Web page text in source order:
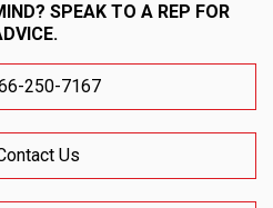
SPEAK TO A REP FOR
250-7167
Us